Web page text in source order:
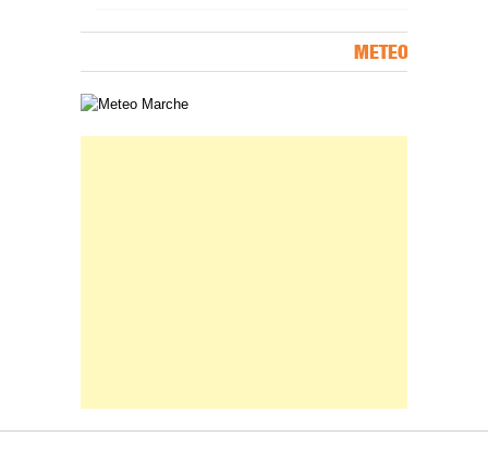
METEO
Carta meteorologica delle Marche